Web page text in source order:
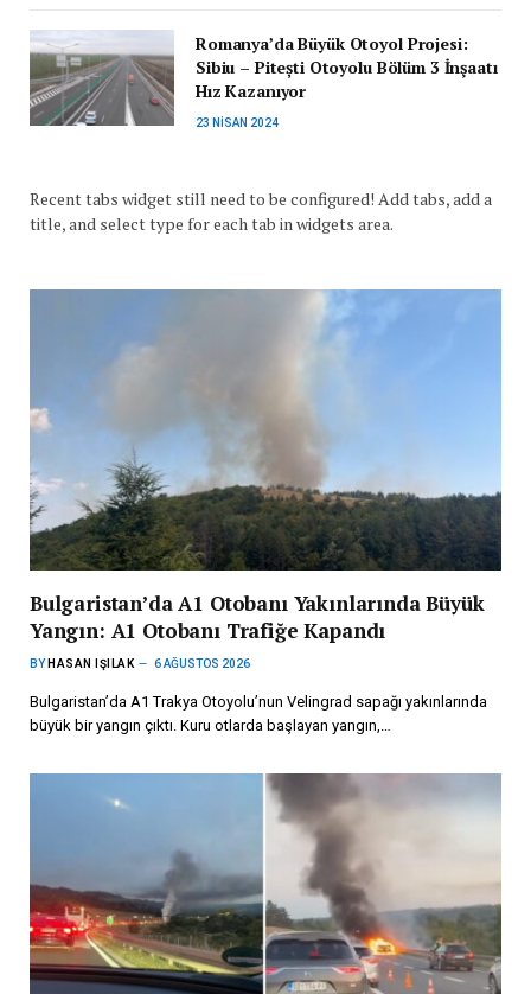
Romanya’da Büyük Otoyol Projesi:
Sibiu – Pitești Otoyolu Bölüm 3 İnşaatı
Hız Kazanıyor
23 NISAN 2024
Recent tabs widget still need to be configured! Add tabs, add a
title, and select type for each tab in widgets area.
Bulgaristan’da A1 Otobanı Yakınlarında Büyük
Yangın: A1 Otobanı Trafiğe Kapandı
BY HASAN IŞILAK 6 AĞUSTOS 2026
Bulgaristan’da A1 Trakya Otoyolu’nun Velingrad sapağı yakınlarında
büyük bir yangın çıktı. Kuru otlarda başlayan yangın,…